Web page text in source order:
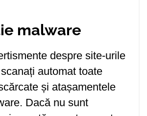
malware
despre site-urile
automat toate
și atașamentele
Dacă nu sunt